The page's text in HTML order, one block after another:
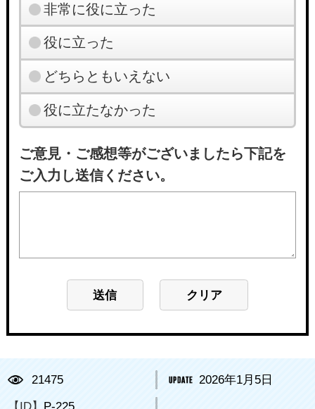
非常に役に立った
役に立った
どちらともいえない
役に立たなかった
ご意見・ご感想等がございましたら下記を
ご入力し送信ください。
21475 2026年1月5日